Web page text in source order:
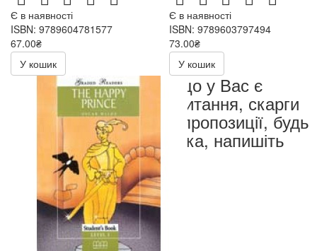
Є в наявності
ISBN: 9789604781577
67.00₴
134.00₴
У кошик
Є в наявності
ISBN: 9789603797494
73.00₴
146.00₴
У кошик
Якщо у Вас є
запитання, скарги
чи пропозиції, будь
ласка, напишіть
нам